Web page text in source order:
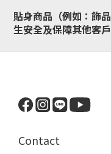
貼身商品（例如：飾
生安全及保障其他客
Contact